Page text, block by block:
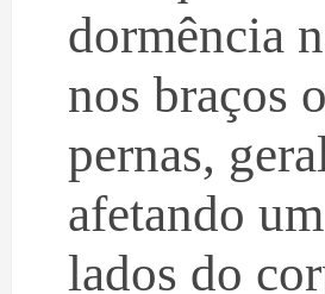
dormência
nos braços
pernas,
afetando
lados do